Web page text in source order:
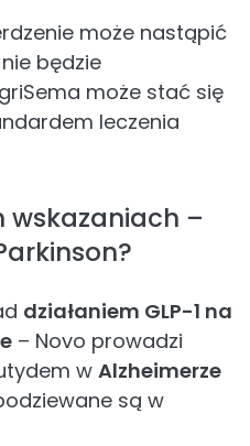
może nastąpić
będzie
może stać się
leczenia
wskazaniach –
działaniem GLP-1 na
– Novo prowadzi
w Alzheimerze
są w